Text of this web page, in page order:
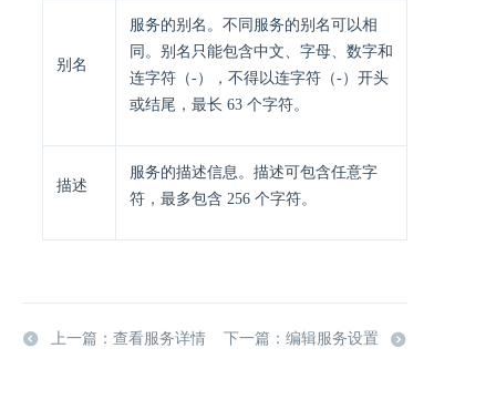
别名
服务的别名。不同服务的别名可以相
同。别名只能包含中文、字母、数字和
连字符（-），不得以连字符（-）开头
或结尾，最长 63 个字符。
描述
服务的描述信息。描述可包含任意字
符，最多包含 256 个字符。
上一篇：查看服务详情 下一篇：编辑服务设置